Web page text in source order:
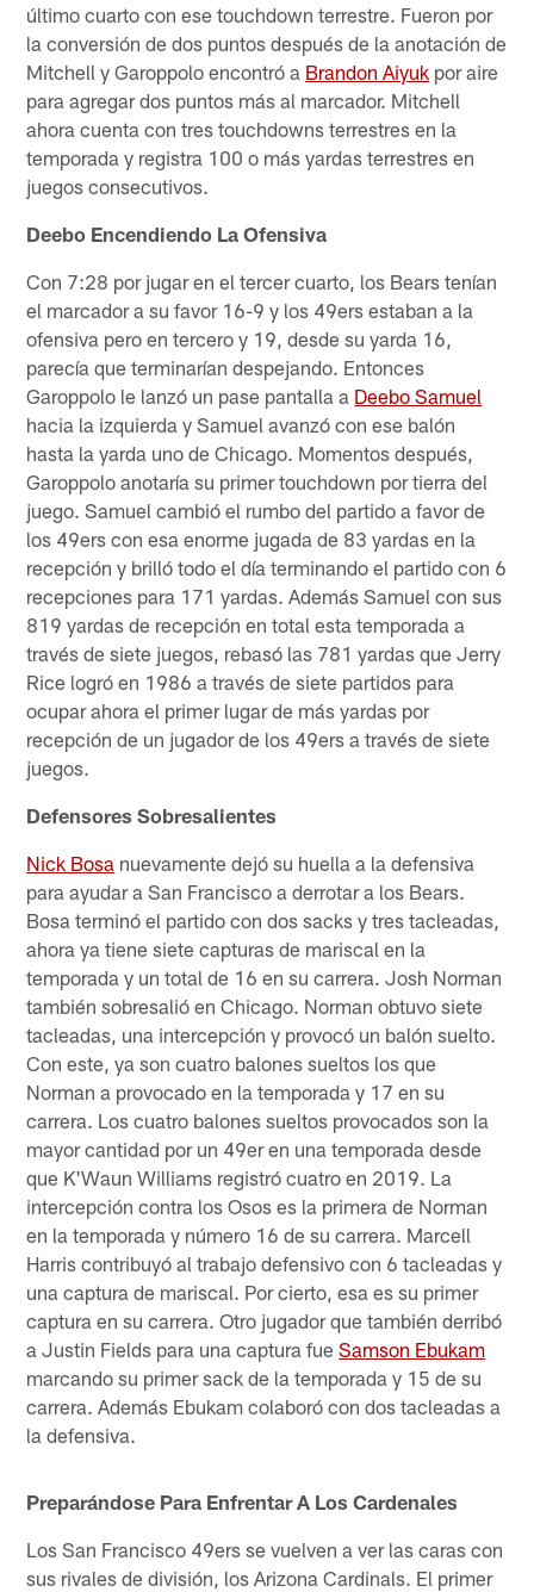
último cuarto con ese touchdown terrestre. Fueron por
la conversión de dos puntos después de la anotación de
Mitchell y Garoppolo encontró a Brandon Aiyuk por aire
para agregar dos puntos más al marcador. Mitchell
ahora cuenta con tres touchdowns terrestres en la
temporada y registra 100 o más yardas terrestres en
juegos consecutivos.
Deebo Encendiendo La Ofensiva
Con 7:28 por jugar en el tercer cuarto, los Bears tenían
el marcador a su favor 16-9 y los 49ers estaban a la
ofensiva pero en tercero y 19, desde su yarda 16,
parecía que terminarían despejando. Entonces
Garoppolo le lanzó un pase pantalla a Deebo Samuel
hacia la izquierda y Samuel avanzó con ese balón
hasta la yarda uno de Chicago. Momentos después,
Garoppolo anotaría su primer touchdown por tierra del
juego. Samuel cambió el rumbo del partido a favor de
los 49ers con esa enorme jugada de 83 yardas en la
recepción y brilló todo el día terminando el partido con 6
recepciones para 171 yardas. Además Samuel con sus
819 yardas de recepción en total esta temporada a
través de siete juegos, rebasó las 781 yardas que Jerry
Rice logró en 1986 a través de siete partidos para
ocupar ahora el primer lugar de más yardas por
recepción de un jugador de los 49ers a través de siete
juegos.
Defensores Sobresalientes
Nick Bosa nuevamente dejó su huella a la defensiva
para ayudar a San Francisco a derrotar a los Bears.
Bosa terminó el partido con dos sacks y tres tacleadas,
ahora ya tiene siete capturas de mariscal en la
temporada y un total de 16 en su carrera. Josh Norman
también sobresalió en Chicago. Norman obtuvo siete
tacleadas, una intercepción y provocó un balón suelto.
Con este, ya son cuatro balones sueltos los que
Norman a provocado en la temporada y 17 en su
carrera. Los cuatro balones sueltos provocados son la
mayor cantidad por un 49er en una temporada desde
que K'Waun Williams registró cuatro en 2019. La
intercepción contra los Osos es la primera de Norman
en la temporada y número 16 de su carrera. Marcell
Harris contribuyó al trabajo defensivo con 6 tacleadas y
una captura de mariscal. Por cierto, esa es su primer
captura en su carrera. Otro jugador que también derribó
a Justin Fields para una captura fueSamson Ebukam
marcando su primer sack de la temporada y 15 de su
carrera. Además Ebukam colaboró con dos tacleadas a
la defensiva.
Preparándose Para Enfrentar A Los Cardenales
Los San Francisco 49ers se vuelven a ver las caras con
sus rivales de división, los Arizona Cardinals. El primer